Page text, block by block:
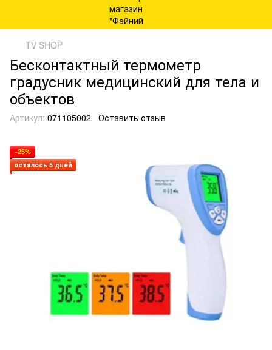
TV SHOP
Бесконтактный термометр
градусник медицинский для тела и
объектов
Артикул: 071105002 Оставить отзыв
−25%
осталось 5 дней